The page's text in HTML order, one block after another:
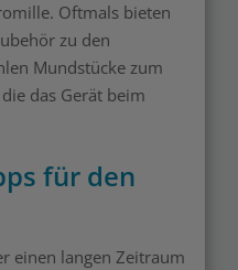
Oftmals bieten
zu den
Mundstücke zum
das Gerät beim
für den
einen langen Zeitraum